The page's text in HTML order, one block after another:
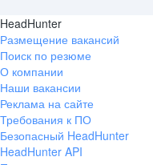
HeadHunter
Размещение вакансий
Поиск по резюме
О компании
Наши вакансии
Реклама на сайте
Требования к ПО
Безопасный HeadHunter
HeadHunter API